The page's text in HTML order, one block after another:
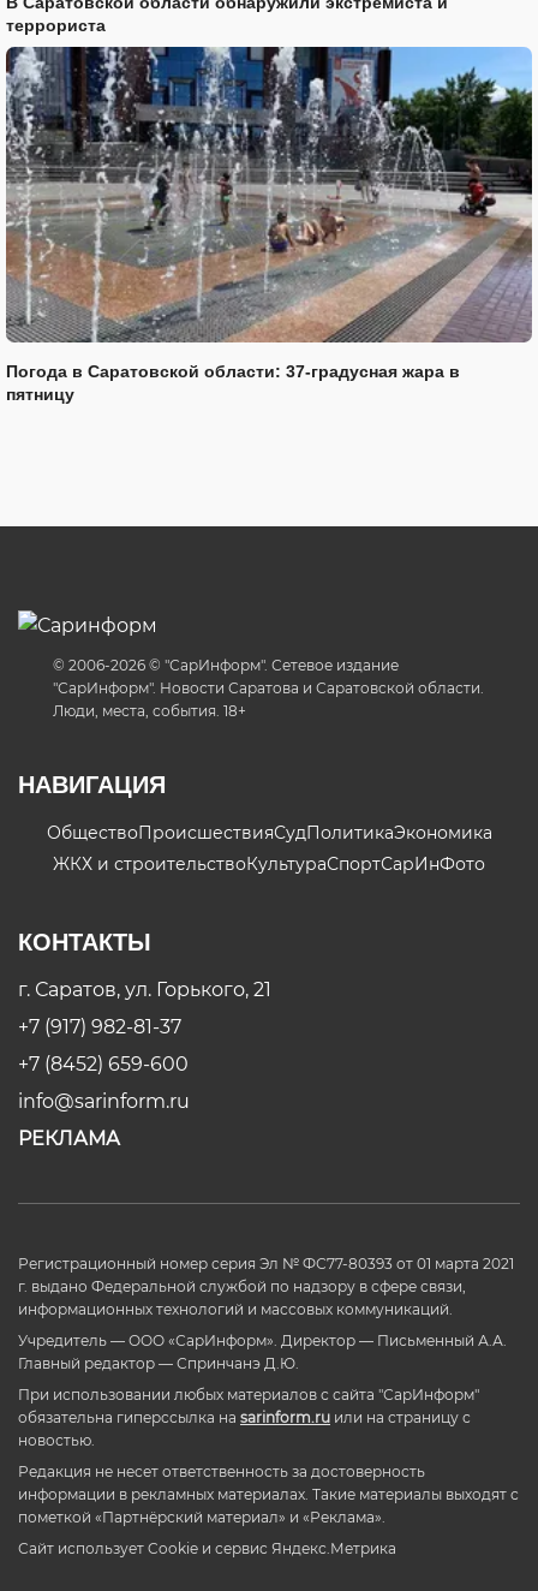
террориста
Погода в Саратовской области: 37-градусная жара в
пятницу
© 2006-2026 © "СарИнформ". Сетевое издание
"СарИнформ". Новости Саратова и Саратовской области.
Люди, места, события. 18+
НАВИГАЦИЯ
ОбществоПроисшествияСудПолитикаЭкономика
ЖКХ и строительствоКультураСпортСарИнФото
КОНТАКТЫ
г. Саратов, ул. Горького, 21
+7 (917) 982-81-37
+7 (8452) 659-600
info@sarinform.ru
РЕКЛАМА
Регистрационный номер серия Эл № ФС77-80393 от 01 марта 2021
г. выдано Федеральной службой по надзору в сфере связи,
информационных технологий и массовых коммуникаций.
Учредитель — ООО «СарИнформ». Директор — Письменный А.А.
Главный редактор — Спринчанэ Д.Ю.
При использовании любых материалов с сайта "СарИнформ"
обязательна гиперссылка на sarinform.ru или на страницу с
новостью.
Редакция не несет ответственность за достоверность
информации в рекламных материалах. Такие материалы выходят с
пометкой «Партнёрский материал» и «Реклама».
Сайт использует Cookie и сервиc Яндекс.Метрика